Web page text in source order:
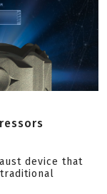
device that